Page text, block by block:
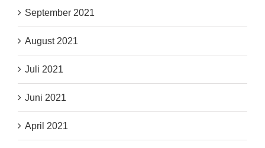
September 2021
August 2021
Juli 2021
Juni 2021
April 2021